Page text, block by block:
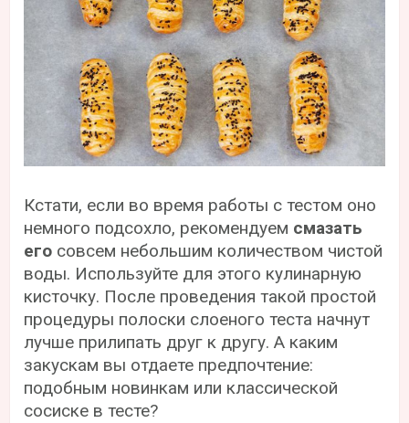
Кстати, если во время работы с тестом оно
немного подсохло, рекомендуем смазать
его совсем небольшим количеством чистой
воды. Используйте для этого кулинарную
кисточку. После проведения такой простой
процедуры полоски слоеного теста начнут
лучше прилипать друг к другу. А каким
закускам вы отдаете предпочтение:
подобным новинкам или классической
сосиске в тесте?